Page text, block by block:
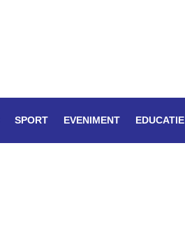
SPORT EVENIMENT EDUCATIE